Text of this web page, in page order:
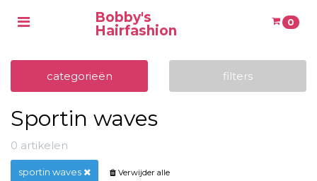
Toggle
Bobby's
Hairfashion
0
Winkelwagen
Uw winkelwagen is leeg.
categorieën filters
Sportin waves
0 artikelen
sportin waves Verwijder alle